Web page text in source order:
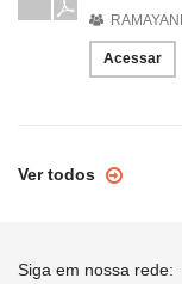
Acessar
Ver todos
Siga em nossa rede: